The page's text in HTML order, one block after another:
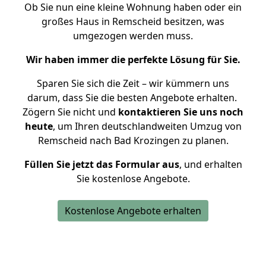
Ob Sie nun eine kleine Wohnung haben oder ein
großes Haus in Remscheid besitzen, was
umgezogen werden muss.
Wir haben immer die perfekte Lösung für Sie.
Sparen Sie sich die Zeit – wir kümmern uns
darum, dass Sie die besten Angebote erhalten.
Zögern Sie nicht und kontaktieren Sie uns noch
heute, um Ihren deutschlandweiten Umzug von
Remscheid nach Bad Krozingen zu planen.
Füllen Sie jetzt das Formular aus, und erhalten
Sie kostenlose Angebote.
Kostenlose Angebote erhalten